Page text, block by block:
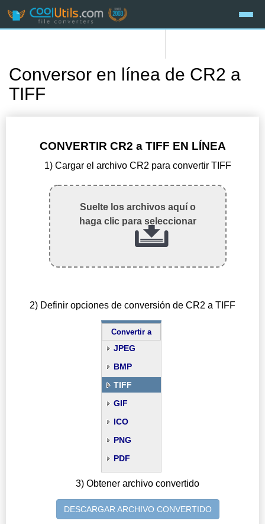
Conversor en línea de CR2 a
TIFF
CONVERTIR CR2 a TIFF EN LÍNEA
1) Cargar el archivo CR2 para convertir TIFF
Suelte los archivos aquí o
haga clic para seleccionar
2) Definir opciones de conversión de CR2 a TIFF
Convertir a
JPEG
BMP
TIFF
GIF
ICO
PNG
PDF
3) Obtener archivo convertido
DESCARGAR ARCHIVO CONVERTIDO